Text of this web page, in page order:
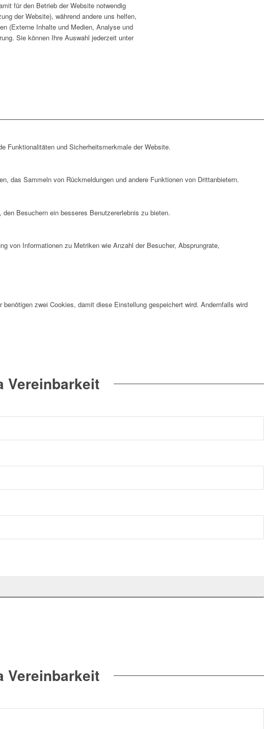
für den Betrieb der Website notwendig
der Website), während andere uns helfen,
(Externe Inhalte und Medien, Analyse und
Sie können Ihre Auswahl jederzeit unter
Funktionalitäten und Sicherheitsmerkmale der Website.
das Sammeln von Rückmeldungen und andere Funktionen von Drittanbietern.
Besuchern ein besseres Benutzererlebnis zu bieten.
von Informationen zu Metriken wie Anzahl der Besucher, Absprungrate,
zwei Cookies, damit diese Einstellung gespeichert wird. Andernfalls wird
Vereinbarkeit
Vereinbarkeit